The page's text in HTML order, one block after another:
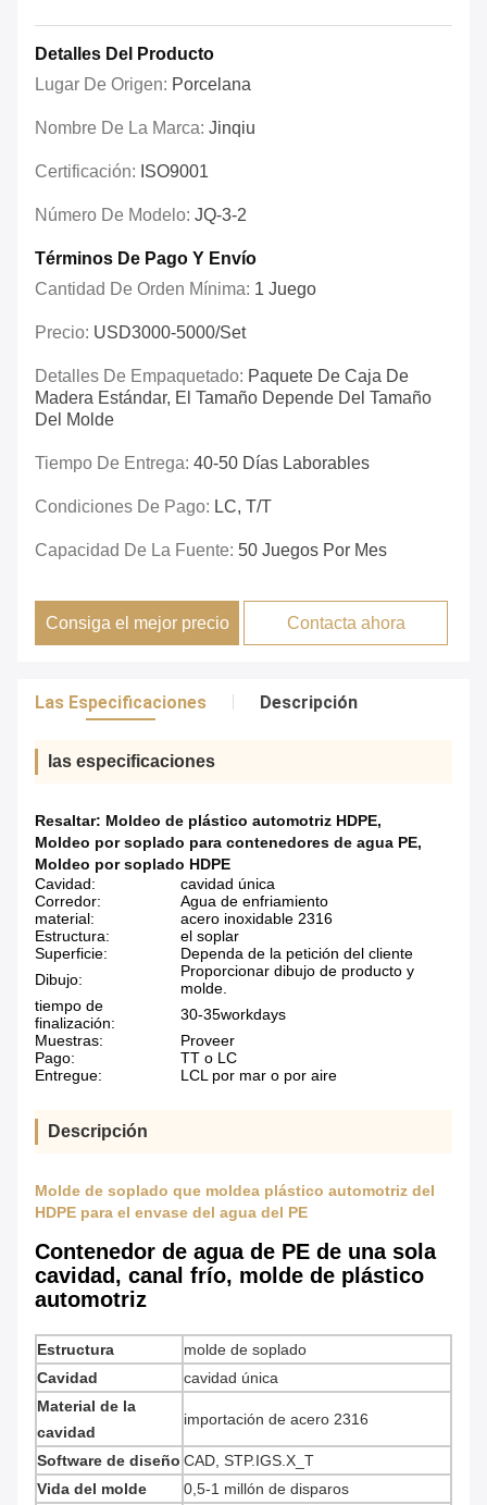
Detalles Del Producto
Lugar De Origen: Porcelana
Nombre De La Marca: Jinqiu
Certificación: ISO9001
Número De Modelo: JQ-3-2
Términos De Pago Y Envío
Cantidad De Orden Mínima: 1 Juego
Precio: USD3000-5000/set
Detalles De Empaquetado: Paquete De Caja De
Madera Estándar, El Tamaño Depende Del Tamaño
Del Molde
Tiempo De Entrega: 40-50 Días Laborables
Condiciones De Pago: LC, T/T
Capacidad De La Fuente: 50 Juegos Por Mes
Consiga el mejor precio Contacta ahora
Las Especificaciones Descripción
las especificaciones
Resaltar: Moldeo de plástico automotriz HDPE,
Moldeo por soplado para contenedores de agua PE,
Moldeo por soplado HDPE
Cavidad:
cavidad única
Corredor:
Agua de enfriamiento
material:
acero inoxidable 2316
Estructura:
el soplar
Superficie:
Dependa de la petición del cliente
Dibujo:
Proporcionar dibujo de producto y
molde.
tiempo de
finalización:
30-35workdays
Muestras:
Proveer
Pago:
TT o LC
Entregue:
LCL por mar o por aire
Descripción
Molde de soplado que moldea plástico automotriz del
HDPE para el envase del agua del PE
Contenedor de agua de PE de una sola
cavidad, canal frío, molde de plástico
automotriz
Estructura
molde de soplado
Cavidad
cavidad única
Material de la
cavidad
importación de acero 2316
Software de diseño CAD, STP.IGS.X_T
Vida del molde
0,5-1 millón de disparos